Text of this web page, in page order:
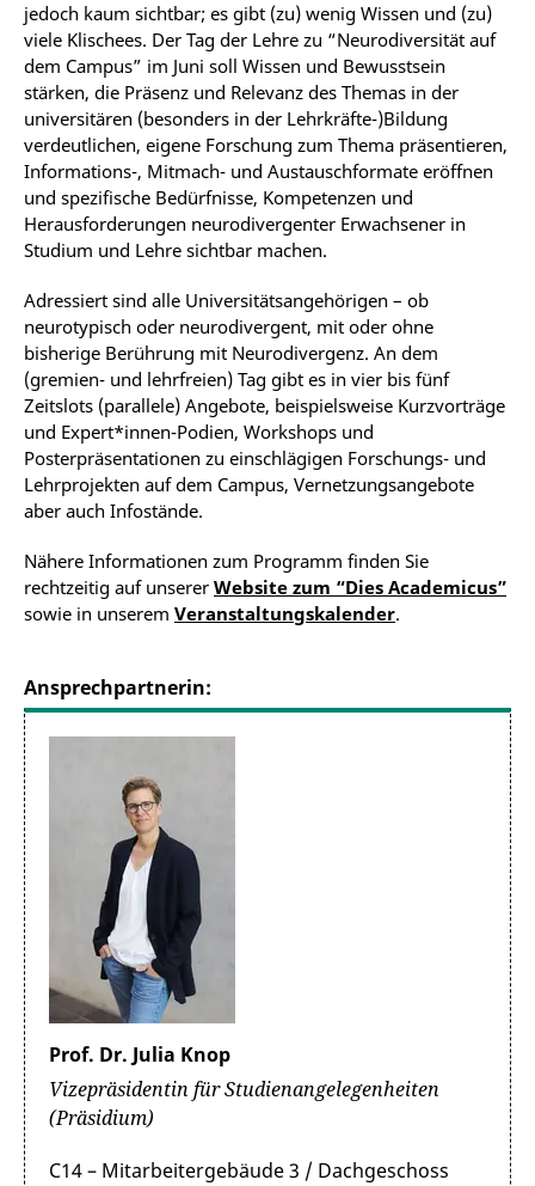
jedoch kaum sichtbar; es gibt (zu) wenig Wissen und (zu)
viele Klischees. Der Tag der Lehre zu “Neurodiversität auf
dem Campus” im Juni soll Wissen und Bewusstsein
stärken, die Präsenz und Relevanz des Themas in der
universitären (besonders in der Lehrkräfte-)Bildung
verdeutlichen, eigene Forschung zum Thema präsentieren,
Informations-, Mitmach- und Austauschformate eröffnen
und spezifische Bedürfnisse, Kompetenzen und
Herausforderungen neurodivergenter Erwachsener in
Studium und Lehre sichtbar machen.
Adressiert sind alle Universitätsangehörigen – ob
neurotypisch oder neurodivergent, mit oder ohne
bisherige Berührung mit Neurodivergenz. An dem
(gremien- und lehrfreien) Tag gibt es in vier bis fünf
Zeitslots (parallele) Angebote, beispielsweise Kurzvorträge
und Expert*innen-Podien, Workshops und
Posterpräsentationen zu einschlägigen Forschungs- und
Lehrprojekten auf dem Campus, Vernetzungsangebote
aber auch Infostände.
Nähere Informationen zum Programm finden Sie
rechtzeitig auf unserer Website zum “Dies Academicus”
sowie in unserem Veranstaltungskalender.
Ansprechpartnerin:
Prof. Dr. Julia Knop
Vizepräsidentin für Studienangelegenheiten
(Präsidium)
C14 – Mitarbeitergebäude 3 / Dachgeschoss